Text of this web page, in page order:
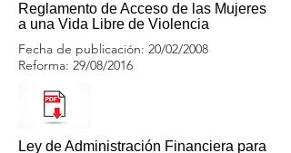
Reglamento de Acceso de las Mujeres
a una Vida Libre de Violencia
Fecha de publicación: 20/02/2008
Reforma: 29/08/2016
Ley de Administración Financiera para